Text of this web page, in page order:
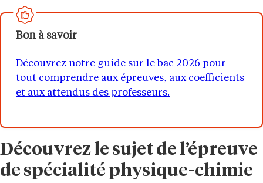
Bon à savoir
Découvrez notre guide sur le bac 2026 pour
tout comprendre aux épreuves, aux coefficients
et aux attendus des professeurs.
Découvrez le sujet de l’épreuve
de spécialité physique-chimie